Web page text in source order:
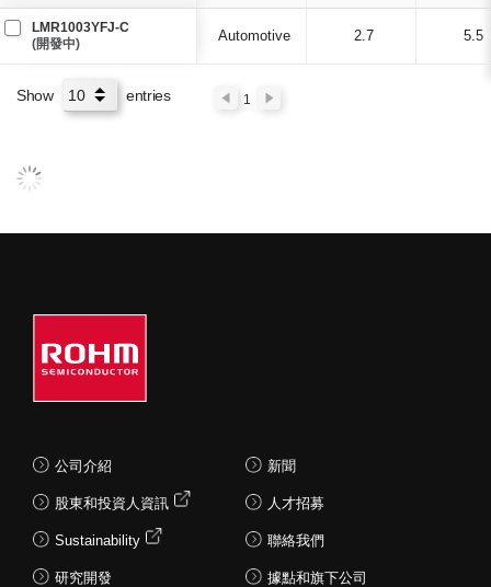
LMR1003YFJ-C
(開發中)
Automotive 2.7 5.5
Show entries 1
公司介紹
股東和投資人資訊
Sustainability
研究開發
新聞
人才招募
聯絡我們
據點和旗下公司